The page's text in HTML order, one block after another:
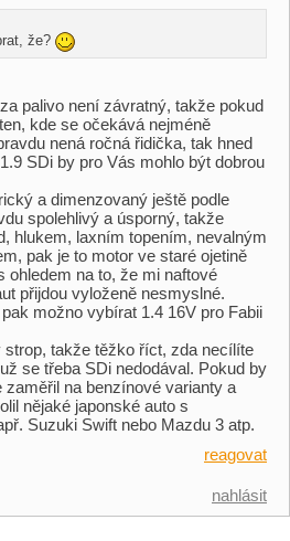
že?
palivo není závratný, takže pokud
kde se očekává nejméně
nená ročná řidička, tak hned
SDi by pro Vás mohlo být dobrou
a dimenzovaný ještě podle
spolehlivý a úsporný, takže
hlukem, laxním topením, nevalným
pak je to motor ve staré ojetině
ohledem na to, že mi naftové
přijdou vyloženě nesmyslné.
možno vybírat 1.4 16V pro Fabii
takže těžko říct, zda necílíte
se třeba SDi nedodával. Pokud by
na benzínové varianty a
nějaké japonské auto s
Suzuki Swift nebo Mazdu 3 atp.
reagovat
nahlásit